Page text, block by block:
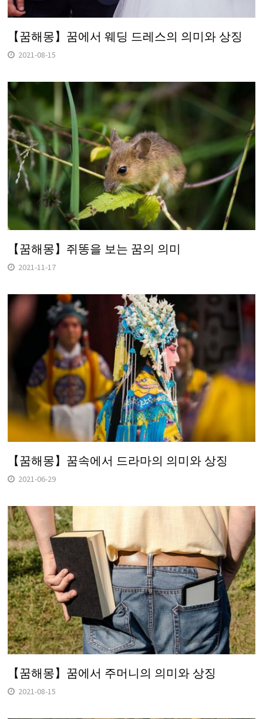
【꿈해몽】꿈에서 웨딩 드레스의 의미와 상징
2021-08-15
【꿈해몽】쥐똥을 보는 꿈의 의미
2021-11-17
【꿈해몽】꿈속에서 드라마의 의미와 상징
2021-06-29
【꿈해몽】꿈에서 주머니의 의미와 상징
2021-08-15